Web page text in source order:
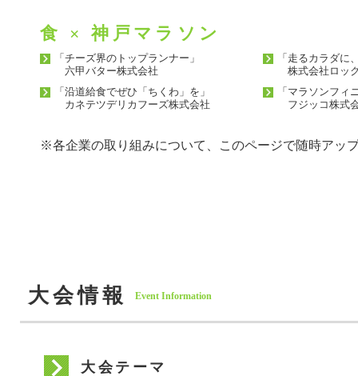
食 × 神戸マラソン
「チーズ界のトップランナー」
六甲バター株式会社
「走るカラダに
株式会社ロッ
「沿道給食でぜひ「ちくわ」を」
カネテツデリカフーズ株式会社
「マラソンフィ
フジッコ株式
※各企業の取り組みについて、このページで随時アッ
大会情報 Event Information
大会テーマ